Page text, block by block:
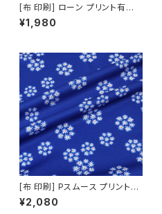
[布 印刷] ローン プリント有効
幅102cm [昇華転写/50cm単
位]
¥1,980
[布 印刷] Pスムース プリント有
効幅145cm [昇華転写/50cm
単位]
¥2,080